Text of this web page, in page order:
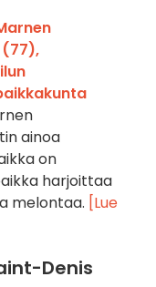
ainoa
on
harjoittaa
melontaa. [Lue
Denis